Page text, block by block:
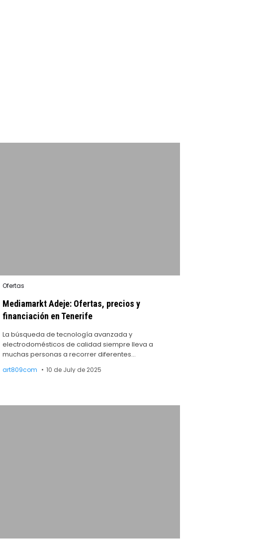
Posted
Ofertas
Mediamarkt Adeje: Ofertas, precios y
financiación en Tenerife
La búsqueda de tecnología avanzada y
electrodomésticos de calidad siempre lleva a
muchas personas a recorrer diferentes…
art809com 10 de July de 2025